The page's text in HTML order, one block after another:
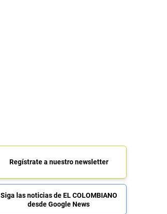
Regístrate a nuestro newsletter
Siga las noticias de EL COLOMBIANO
desde Google News